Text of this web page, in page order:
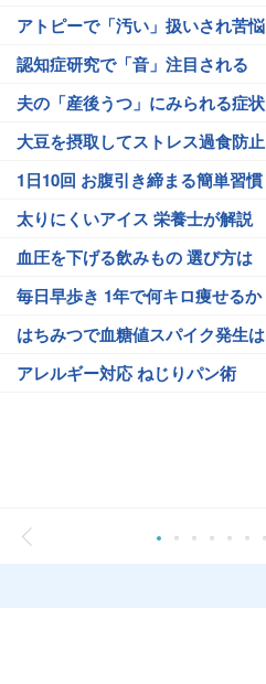
アトピーで「汚い」扱いされ苦悩
認知症研究で「音」注目される
夫の「産後うつ」にみられる症状
大豆を摂取してストレス過食防止
1日10回 お腹引き締まる簡単習慣
太りにくいアイス 栄養士が解説
血圧を下げる飲みもの 選び方は
毎日早歩き 1年で何キロ痩せるか
はちみつで血糖値スパイク発生は
アレルギー対応 ねじりパン術